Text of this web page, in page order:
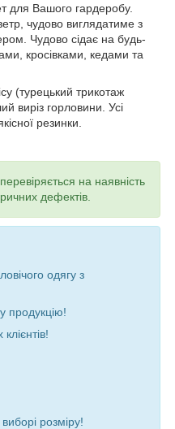
для Вашого гардеробу.
чудово виглядатиме з
Чудово сідає на будь-
кросівками, кедами та
(турецький трикотаж
виріз горловини. Усі
резинки.
на наявність
дефектів.
одягу з
продукцію!
розміру!